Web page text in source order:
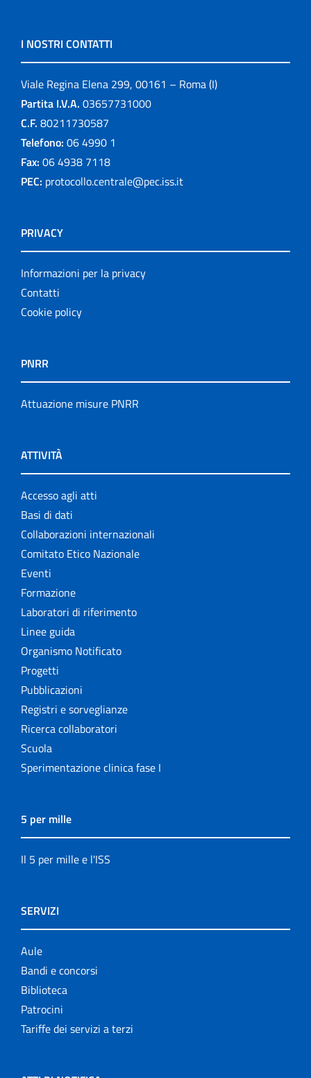
I NOSTRI CONTATTI
Viale Regina Elena 299, 00161 – Roma (I)
Partita I.V.A. 03657731000
C.F. 80211730587
Telefono: 06 4990 1
Fax: 06 4938 7118
PEC: protocollo.centrale@pec.iss.it
PRIVACY
Informazioni per la privacy
Contatti
Cookie policy
PNRR
Attuazione misure PNRR
ATTIVITÀ
Accesso agli atti
Basi di dati
Collaborazioni internazionali
Comitato Etico Nazionale
Eventi
Formazione
Laboratori di riferimento
Linee guida
Organismo Notificato
Progetti
Pubblicazioni
Registri e sorveglianze
Ricerca collaboratori
Scuola
Sperimentazione clinica fase I
5 per mille
Il 5 per mille e l'ISS
SERVIZI
Aule
Bandi e concorsi
Biblioteca
Patrocini
Tariffe dei servizi a terzi